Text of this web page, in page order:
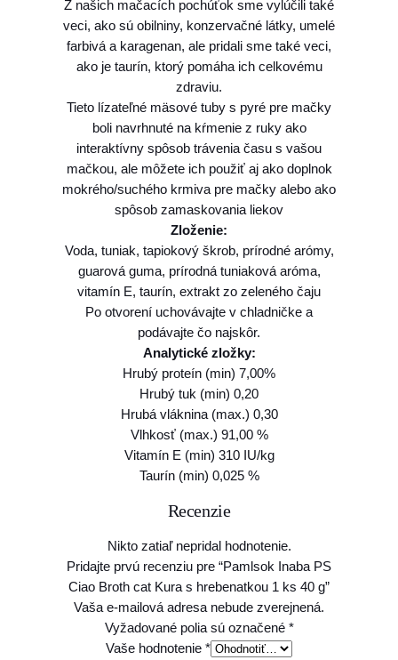
a
P
S
C
a
o
B
r
o
c
a
t
K
a
t
k
o
u
1
Z našich mačacích pochúťok sme vylúčili také
veci, ako sú obilniny, konzervačné látky, umelé
farbivá a karagenan, ale pridali sme také veci,
ako je taurín, ktorý pomáha ich celkovému
zdraviu.
Tieto lízateľné mäsové tuby s pyré pre mačky
boli navrhnuté na kŕmenie z ruky ako
interaktívny spôsob trávenia času s vašou
mačkou, ale môžete ich použiť aj ako doplnok
mokrého/suchého krmiva pre mačky alebo ako
spôsob zamaskovania liekov
Zloženie:
Voda, tuniak, tapiokový škrob, prírodné arómy,
guarová guma, prírodná tuniaková aróma,
vitamín E, taurín, extrakt zo zeleného čaju
Po otvorení uchovávajte v chladničke a
podávajte čo najskôr.
Analytické zložky:
Hrubý proteín (min) 7,00%
Hrubý tuk (min) 0,20
Hrubá vláknina (max.) 0,30
Vlhkosť (max.) 91,00 %
Vitamín E (min) 310 IU/kg
Taurín (min) 0,025 %
Recenzie
Nikto zatiaľ nepridal hodnotenie.
Pridajte prvú recenziu pre “Pamlsok Inaba PS
Ciao Broth cat Kura s hrebenatkou 1 ks 40 g”
Vaša e-mailová adresa nebude zverejnená.
Vyžadované polia sú označené *
Vaše hodnotenie *